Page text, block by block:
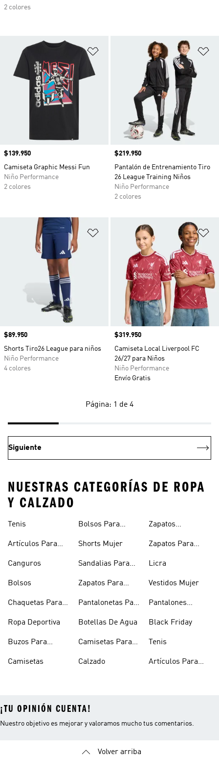
Añadir a la lista de deseos
Precio
$139.950
Camiseta Graphic Messi Fun
Niño Performance
2 colores
Precio
$219.950
Pantalón de Entrenamiento Tiro
26 League Training Niños
Niño Performance
2 colores
Añadir a la lista de deseos
Precio
$89.950
Shorts Tiro26 League para niños
Niño Performance
4 colores
Precio
$319.950
Camiseta Local Liverpool FC
26/27 para Niños
Niño Performance
Envío Gratis
2 colores
Página: 1 de 4
Siguiente
NUESTRAS CATEGORÍAS DE ROPA
Y CALZADO
Tenis
Artículos Para
Canguros
Bolsos
Chaquetas Para
Ropa Deportiva
Buzos Para
Camisetas
Bolsos Para
Shorts Mujer
Sandalias Para
Zapatos Para
Pantalonetas Para
Botellas De Agua
Camisetas Para
Calzado
Zapatos
Zapatos Para
Licra
Vestidos Mujer
Pantalones
Black Friday
Tenis
Artículos Para
¡TU OPINIÓN CUENTA!
Nuestro objetivo es mejorar y valoramos mucho tus comentarios.
Volver arriba